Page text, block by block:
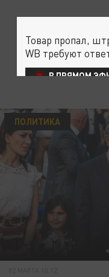
ПОЛИТИКА
Товар пропал,
WB требуют
В ПРЯМОМ